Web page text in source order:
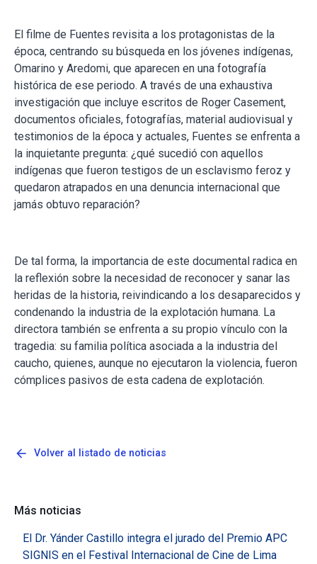
El filme de Fuentes revisita a los protagonistas de la
época, centrando su búsqueda en los jóvenes indígenas,
Omarino y Aredomi, que aparecen en una fotografía
histórica de ese periodo. A través de una exhaustiva
investigación que incluye escritos de Roger Casement,
documentos oficiales, fotografías, material audiovisual y
testimonios de la época y actuales, Fuentes se enfrenta a
la inquietante pregunta: ¿qué sucedió con aquellos
indígenas que fueron testigos de un esclavismo feroz y
quedaron atrapados en una denuncia internacional que
jamás obtuvo reparación?
De tal forma, la importancia de este documental radica en
la reflexión sobre la necesidad de reconocer y sanar las
heridas de la historia, reivindicando a los desaparecidos y
condenando la industria de la explotación humana. La
directora también se enfrenta a su propio vínculo con la
tragedia: su familia política asociada a la industria del
caucho, quienes, aunque no ejecutaron la violencia, fueron
cómplices pasivos de esta cadena de explotación.
arrow_back Volver al listado de noticias
Más noticias
El Dr. Yánder Castillo integra el jurado del Premio APC
SIGNIS en el Festival Internacional de Cine de Lima